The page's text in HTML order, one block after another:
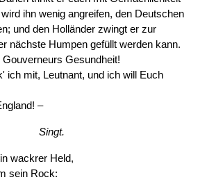
ihn wenig angreifen, den Deutschen
und den Holländer zwingt er zur
nächste Humpen gefüllt werden kann.
Gesundheit!
ich mit, Leutnant, und ich will Euch
–
Singt.
wackrer Held,
sein Rock: